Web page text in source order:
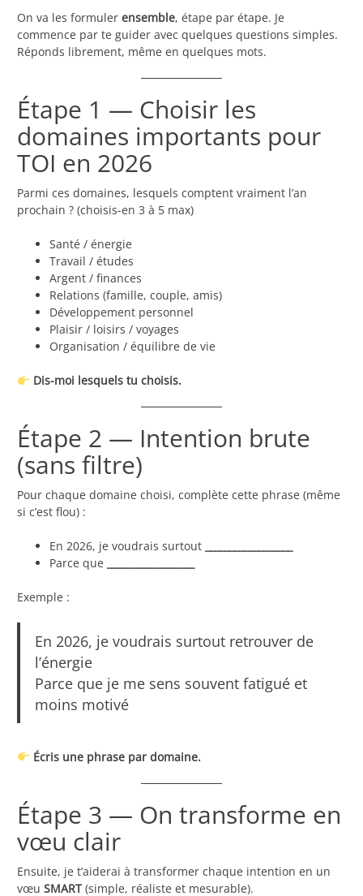
On va les formuler ensemble, étape par étape. Je
commence par te guider avec quelques questions simples.
Réponds librement, même en quelques mots.
Étape 1 — Choisir les
domaines importants pour
TOI en 2026
Parmi ces domaines, lesquels comptent vraiment l’an
prochain ? (choisis-en 3 à 5 max)
Santé / énergie
Travail / études
Argent / finances
Relations (famille, couple, amis)
Développement personnel
Plaisir / loisirs / voyages
Organisation / équilibre de vie
Dis-moi lesquels tu choisis.
Étape 2 — Intention brute
(sans filtre)
Pour chaque domaine choisi, complète cette phrase (même
si c’est flou) :
En 2026, je voudrais surtout
Parce que
Exemple :
En 2026, je voudrais surtout retrouver de
l’énergie
Parce que je me sens souvent fatigué et
moins motivé
Écris une phrase par domaine.
Étape 3 — On transforme en
vœu clair
Ensuite, je t’aiderai à transformer chaque intention en un
vœu SMART(simple, réaliste et mesurable).